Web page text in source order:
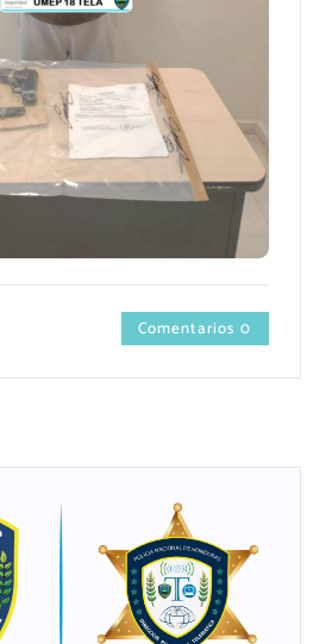
Comentarios 0